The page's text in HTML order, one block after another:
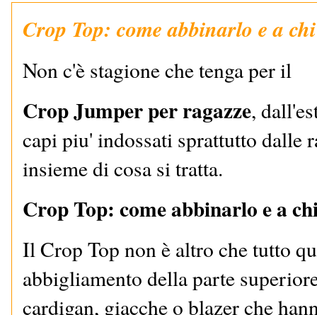
Crop Top: come abbinarlo e a
Non c'è stagione che tenga per il
Crop Jumper per ragazze,
capi piu' indossati sprattutto dalle
insieme di cosa si tratta.
Crop Top: come abbinarlo e a
Il Crop Top non è altro che tutto
abbigliamento della parte
cardigan, giacche o blazer che